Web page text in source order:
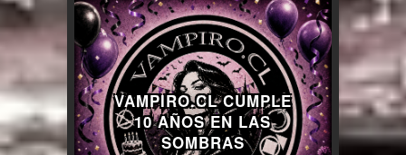
VAMPIRO.CL CUMPLE
10 AÑOS EN LAS
SOMBRAS